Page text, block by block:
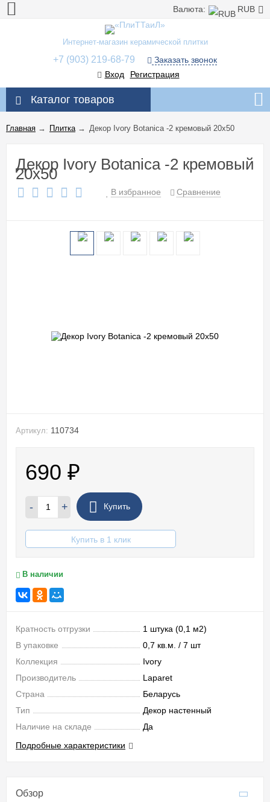
Валюта: RUB
Интернет-магазин керамической плитки
+7 (903) 219-68-79
Заказать звонок
Вход
Регистрация
Каталог товаров
Главная → Плитка→ Декор Ivory Botanica -2 кремовый 20x50
Декор Ivory Botanica -2 кремовый
20x50
В избранное Сравнение
Артикул: 110734
690 ₽
- + Купить
Купить в 1 клик
В наличии
Кратность отгрузки
1 штука (0,1 м2)
В упаковке
0,7 кв.м. / 7 шт
Коллекция
Ivory
Производитель
Laparet
Страна
Беларусь
Тип
Декор настенный
Наличие на складе
Да
Подробные характеристики
Обзор